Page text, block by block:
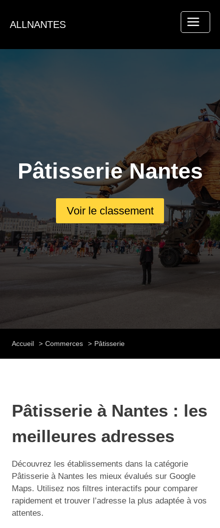
contenu
ALLNANTES
Pâtisserie Nantes
Voir le classement
Accueil Commerces Pâtisserie
Pâtisserie à Nantes : les
meilleures adresses
Découvrez les établissements dans la catégorie
Pâtisserie à Nantes les mieux évalués sur Google
Maps. Utilisez nos filtres interactifs pour comparer
rapidement et trouver l’adresse la plus adaptée à vos
attentes.